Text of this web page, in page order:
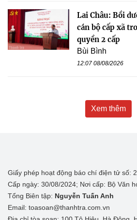
Lai Châu: Bồi
cán bộ cấp xã
quyền 2 cấp
Bùi Bình
12:07 08/08/2026
Xem thêm
Giấy phép hoạt động báo chí điện tử số:
Cấp ngày: 30/08/2024; Nơi cấp: Bộ Văn
Tổng Biên tập: Nguyễn Tuấn Anh
Email: toasoan@thanhtra.com.vn